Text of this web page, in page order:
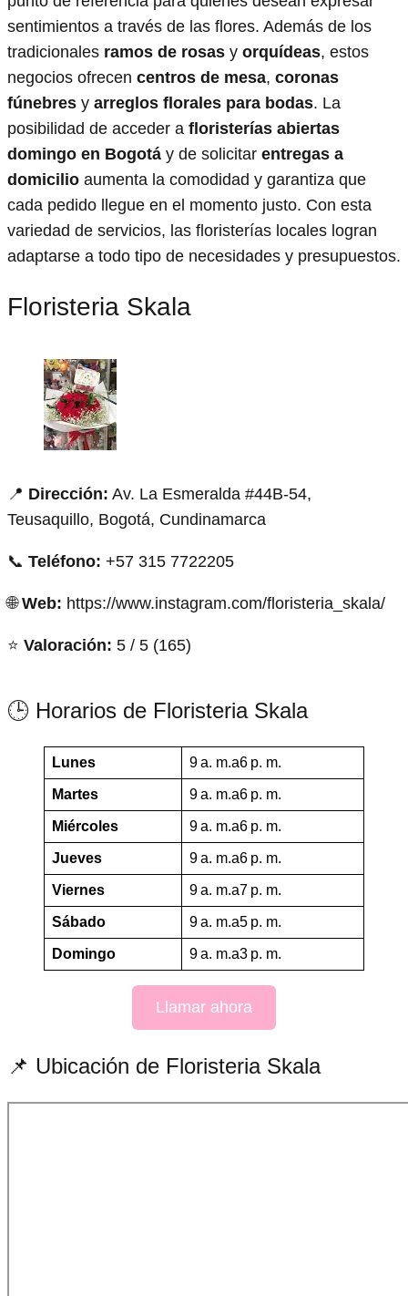
sentimientos a través de las flores. Además de los
tradicionales ramos de rosas y orquídeas, estos
negocios ofrecen centros de mesa, coronas
fúnebres y arreglos florales para bodas. La
posibilidad de acceder a floristerías abiertas
domingo en Bogotá y de solicitar entregas a
domicilio aumenta la comodidad y garantiza que
cada pedido llegue en el momento justo. Con esta
variedad de servicios, las floristerías locales logran
adaptarse a todo tipo de necesidades y presupuestos.
Floristeria Skala
📍 Dirección: Av. La Esmeralda #44B-54,
Teusaquillo, Bogotá, Cundinamarca
📞 Teléfono: +57 315 7722205
🌐Web: https://www.instagram.com/floristeria_skala/
⭐ Valoración: 5 / 5 (165)
🕒 Horarios de Floristeria Skala
Lunes 9 a. m.a6 p. m.
Martes 9 a. m.a6 p. m.
Miércoles 9 a. m.a6 p. m.
Jueves 9 a. m.a6 p. m.
Viernes 9 a. m.a7 p. m.
Sábado 9 a. m.a5 p. m.
Domingo 9 a. m.a3 p. m.
Llamar ahora
📌 Ubicación de Floristeria Skala